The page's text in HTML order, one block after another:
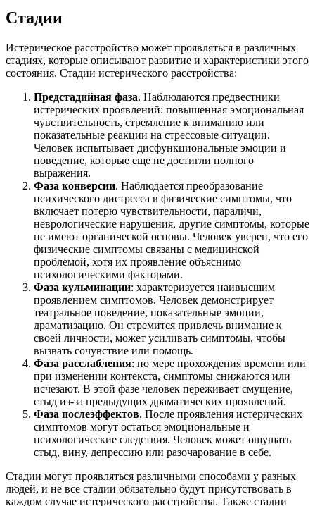
Стадии
Истерическое расстройство может проявляться в различных
стадиях, которые описывают развитие и характеристики этого
состояния. Стадии истерического расстройства:
Предстадийная фаза. Наблюдаются предвестники
истерических проявлений: повышенная эмоциональная
чувствительность, стремление к вниманию или
показательные реакции на стрессовые ситуации.
Человек испытывает дисфункциональные эмоции и
поведение, которые еще не достигли полного
выражения.
Фаза конверсии. Наблюдается преобразование
психического дистресса в физические симптомы, что
включает потерю чувствительности, параличи,
неврологические нарушения, другие симптомы, которые
не имеют органической основы. Человек уверен, что его
физические симптомы связаны с медицинской
проблемой, хотя их проявление объяснимо
психологическими факторами.
Фаза кульминации: характеризуется наивысшим
проявлением симптомов. Человек демонстрирует
театральное поведение, показательные эмоции,
драматизацию. Он стремится привлечь внимание к
своей личности, может усиливать симптомы, чтобы
вызвать сочувствие или помощь.
Фаза расслабления: по мере прохождения времени или
при изменении контекста, симптомы снижаются или
исчезают. В этой фазе человек переживает смущение,
стыд из-за предыдущих драматических проявлений.
Фаза послеэффектов. После проявления истерических
симптомов могут остаться эмоциональные и
психологические следствия. Человек может ощущать
стыд, вину, депрессию или разочарование в себе.
Стадии могут проявляться различными способами у разных
людей, и не все стадии обязательно будут присутствовать в
каждом случае истерического расстройства. Также стадии